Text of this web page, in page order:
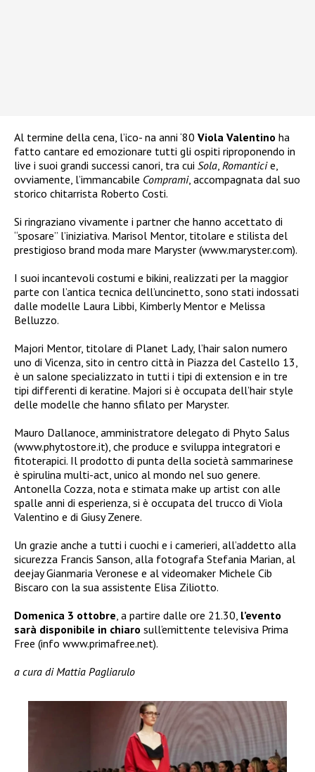
Al termine della cena, l’ico- na anni ‘80 Viola Valentino ha
fatto cantare ed emozionare tutti gli ospiti riproponendo in
live i suoi grandi successi canori, tra cui Sola Romanticie,
ovviamente, l’immancabile Comprami, accompagnata dal suo
storico chitarrista Roberto Costi.
Si ringraziano vivamente i partner che hanno accettato di
“sposare” l’iniziativa. Marisol Mentor, titolare e stilista del
prestigioso brand moda mare Maryster (www.maryster.com).
I suoi incantevoli costumi e bikini, realizzati per la maggior
parte con l’antica tecnica dell’uncinetto, sono stati indossati
dalle modelle Laura Libbi, Kimberly Mentor e Melissa
Belluzzo.
Majori Mentor, titolare di Planet Lady, l’hair salon numero
uno di Vicenza, sito in centro città in Piazza del Castello 13,
è un salone specializzato in tutti i tipi di extension e in tre
tipi differenti di keratine. Majori si è occupata dell’hair style
delle modelle che hanno sfilato per Maryster.
Mauro Dallanoce, amministratore delegato di Phyto Salus
(www.phytostore.it), che produce e sviluppa integratori e
fitoterapici. Il prodotto di punta della società sammarinese
è spirulina multi-act, unico al mondo nel suo genere.
Antonella Cozza, nota e stimata make up artist con alle
spalle anni di esperienza, si è occupata del trucco di Viola
Valentino e di Giusy Zenere.
Un grazie anche a tutti i cuochi e i camerieri, all’addetto alla
sicurezza Francis Sanson, alla fotografa Stefania Marian, al
deejay Gianmaria Veronese e al videomaker Michele Cib
Biscaro con la sua assistente Elisa Ziliotto.
Domenica 3 ottobre , a partire dalle ore 21.30, l’evento
sarà disponibile in chiaro sull’emittente televisiva Prima
Free (info www.primafree.net).
a cura di Mattia Pagliarulo